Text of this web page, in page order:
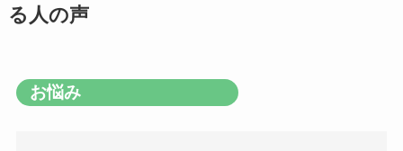
る人の声
お悩み